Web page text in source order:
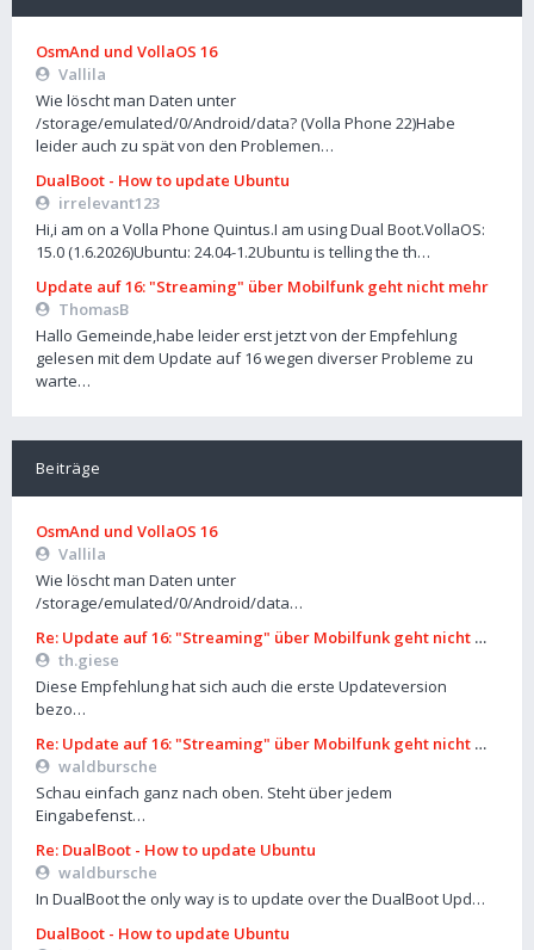
OsmAnd und VollaOS 16
Vallila
Wie löscht man Daten unter
/storage/emulated/0/Android/data? (Volla Phone 22)Habe
leider auch zu spät von den Problemen…
DualBoot - How to update Ubuntu
irrelevant123
Hi,i am on a Volla Phone Quintus.I am using Dual Boot.VollaOS:
15.0 (1.6.2026)Ubuntu: 24.04-1.2Ubuntu is telling the th…
Update auf 16: "Streaming" über Mobilfunk geht nicht mehr
ThomasB
Hallo Gemeinde,habe leider erst jetzt von der Empfehlung
gelesen mit dem Update auf 16 wegen diverser Probleme zu
warte…
Beiträge
OsmAnd und VollaOS 16
Vallila
Wie löscht man Daten unter
/storage/emulated/0/Android/data…
Re: Update auf 16: "Streaming" über Mobilfunk geht nicht mehr
th.giese
Diese Empfehlung hat sich auch die erste Updateversion
bezo…
Re: Update auf 16: "Streaming" über Mobilfunk geht nicht mehr
waldbursche
Schau einfach ganz nach oben. Steht über jedem
Eingabefenst…
Re: DualBoot - How to update Ubuntu
waldbursche
In DualBoot the only way is to update over the DualBoot Upd…
DualBoot - How to update Ubuntu